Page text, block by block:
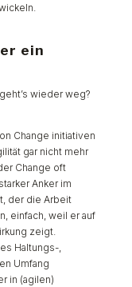
ein
wieder weg?
Change initiativen
gar nicht mehr
Change oft
Anker im
der die Arbeit
einfach, weil er auf
zeigt.
Haltungs-,
Umfang
in (agilen)